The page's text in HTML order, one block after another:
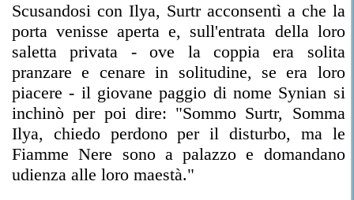
Scusandosi con Ilya, Surtr acconsentì a che la
porta venisse aperta e, sull'entrata della loro
saletta privata - ove la coppia era solita
pranzare e cenare in solitudine, se era loro
piacere - il giovane paggio di nome Synian si
inchinò per poi dire: "Sommo Surtr, Somma
Ilya, chiedo perdono per il disturbo, ma le
Fiamme Nere sono a palazzo e domandano
udienza alle loro maestà."